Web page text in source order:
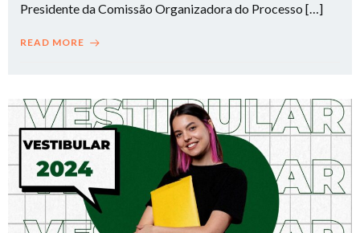
Presidente da Comissão Organizadora do Processo […]
READ MORE